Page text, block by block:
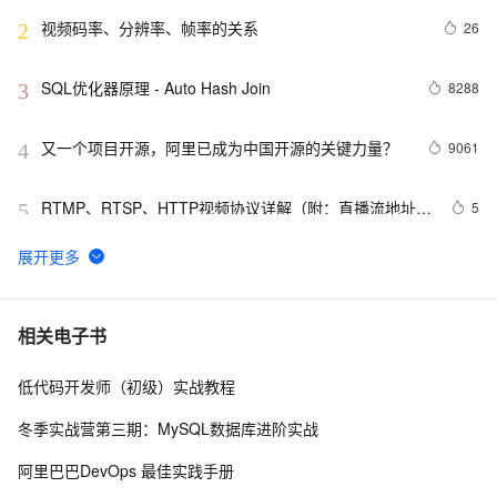
2 视频码率、分辨率、帧率的关系 26
3 SQL优化器原理 - Auto Hash Join 8288
4 又一个项目开源，阿里已成为中国开源的关键力量？ 9061
5
RTMP、RTSP、HTTP视频协议详解（附：直播流地址、
5
6 谷歌CEO皮查伊：对重返中国持开放态度
7 C语言项目参考解答：全正整数后再计算
8 俗人解读 三维渲染 的工作过程
著录
相关电子书
低代码开发师（初级）实战教程
冬季实战营第三期：MySQL数据库进阶实战
阿里巴巴DevOps 最佳实践手册